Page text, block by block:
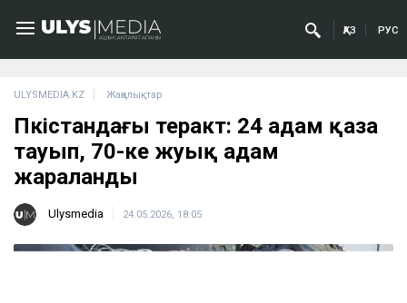
ҚАЗ РУС
ULYSMEDIA.KZ Жаңалықтар
Пәкістандағы теракт: 24 адам қаза
тауып, 70-ке жуық адам
жараланды
Ulysmedia 24.05.2026, 18:05